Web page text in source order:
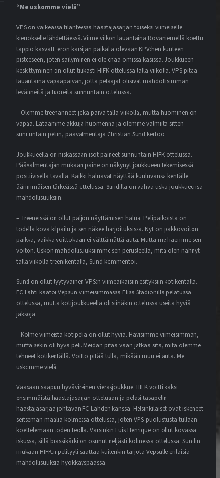
“Me uskomme vielä”
VPS on vaikeassa tilanteessa haastajasarjan toiseksi viimeiselle
kierrokselle lähdettäessä. Viime viikon lauantaina Rovaniemellä koettu
tappio kasvatti eron karsijan paikalla olevaan KPV:hen kuuteen
pisteeseen, joten säilyminen ei ole enää omissa käsissä. Joukkueen
keskittyminen on ollut tiukasti HIFK-ottelussa tällä viikolla. VPS pitää
lauantaina vapaapäivän, jotta pelaajat olisivat mahdollisimman
levänneitä ja tuoreita sunnuntain ottelussa.
– Olemme treenanneet joka päivä tällä viikolla, mutta huominen on
vapaa. Lataamme akkuja huomenna ja olemme valmiita sitten
sunnuntain peliin, päävalmentaja Christian Sund kertoo.
Joukkueella on niskassaan isot paineet sunnuntain HIFK-ottelussa.
Päävalmentajan mukaan paine on näkynyt joukkueen tekemisessä
positiivisella tavalla. Kaikki haluavat näyttää kuuluvansa kentälle
äärimmäisen tärkeässä ottelussa. Sundilla on vahva usko joukkueensa
mahdollisuuksiin.
– Treeneissä on ollut paljon näyttämisen halua. Pelipaikoista on
todella kova kilpailu ja sen näkee harjoituksissa. Nyt on pakkovoiton
paikka, vaikka voittokaan ei välttämättä auta. Mutta me haemme sen
voiton. Uskon mahdollisuuksiimme sen perusteella, mitä olen nähnyt
tällä viikolla treenikentällä, Sund kommentoi.
Sund on ollut tyytyväinen VPS:n viimeaikaisiin esityksiin kotikentällä.
FC Lahti kaatoi Vepsun viimeisimmässä Elisa Stadionilla pelatussa
ottelussa, mutta kotijoukkueella oli siinäkin ottelussa useita hyviä
jaksoja.
– Kolme viimeistä kotipeliä on ollut hyviä. Hävisimme viimeisimmän,
mutta sekin oli hyvä peli. Meidän pitää vaan jatkaa sitä, mitä olemme
tehneet kotikentällä. Voitto pitää tulla, mikään muu ei auta. Me
uskomme vielä.
Vaasaan saapuu hyvävireinen vierasjoukkue. HIFK voitti kaksi
ensimmäistä haastajasarjan otteluaan ja pelasi tasapelin
haastajasarjaa johtavan FC Lahden kanssa. Helsinkiläiset ovat iskeneet
seitsemän maalia kolmessa ottelussa, joten VPS-puolustusta tullaan
koettelemaan toden teolla. Varsinkin Luis Henrique on ollut kovassa
iskussa, sillä brassikärki on osunut neljästi kolmessa ottelussa. Sundin
mukaan HIFK:n pelityyli saattaa kuitenkin tarjota Vepsulle erilaisia
mahdollisuuksia hyökkäyspäässä.